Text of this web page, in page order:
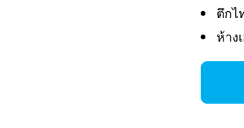
ตึกไ
ห้าง